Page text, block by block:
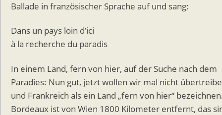
Ballade in französischer Sprache auf und sang:
Dans un pays loin d’ici
à la recherche du paradis
In einem Land, fern von hier, auf der Suche nach dem
Paradies: Nun gut, jetzt wollen wir mal nicht
und Frankreich als ein Land „fern von hier“
Bordeaux ist von Wien 1800 Kilometer entfernt, das